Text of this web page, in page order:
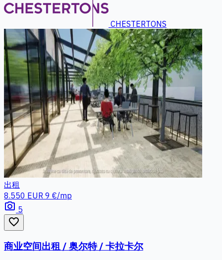
CHESTERTONS
出租
8.550 EUR 9 €/mp
photo_camera 5
favorite_border
商业空间出租 / 奥尔特 / 卡拉卡尔